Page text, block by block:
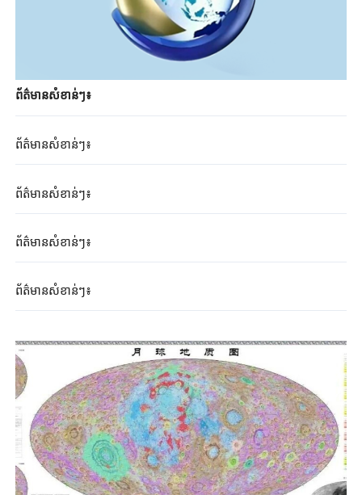
ព័ត៌មានសំខាន់ៗ៖
ព័ត៌មានសំខាន់ៗ៖
ព័ត៌មានសំខាន់ៗ៖
ព័ត៌មានសំខាន់ៗ៖
ព័ត៌មានសំខាន់ៗ៖